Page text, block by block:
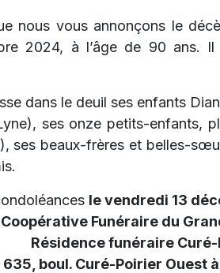
nous vous annonçons le
2024, à l’âge de 90 ans. Il
dans le deuil ses enfants
ses onze petits-enfants,
ses beaux-frères et belles-
le vendredi 13
Coopérative Funéraire du
Résidence funéraire
635, boul. Curé-Poirier Ouest